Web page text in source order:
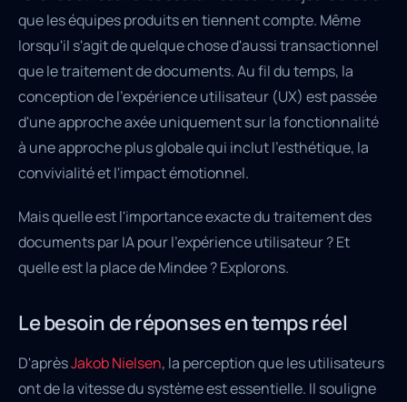
que les équipes produits en tiennent compte. Même
lorsqu'il s'agit de quelque chose d'aussi transactionnel
que le traitement de documents. Au fil du temps, la
conception de l'expérience utilisateur (UX) est passée
d'une approche axée uniquement sur la fonctionnalité
à une approche plus globale qui inclut l'esthétique, la
convivialité et l'impact émotionnel.
Mais quelle est l'importance exacte du traitement des
documents par IA pour l'expérience utilisateur ? Et
quelle est la place de Mindee ? Explorons.
Le besoin de réponses en temps réel
D'aprèsJakob Nielsen, la perception que les utilisateurs
ont de la vitesse du système est essentielle. Il souligne